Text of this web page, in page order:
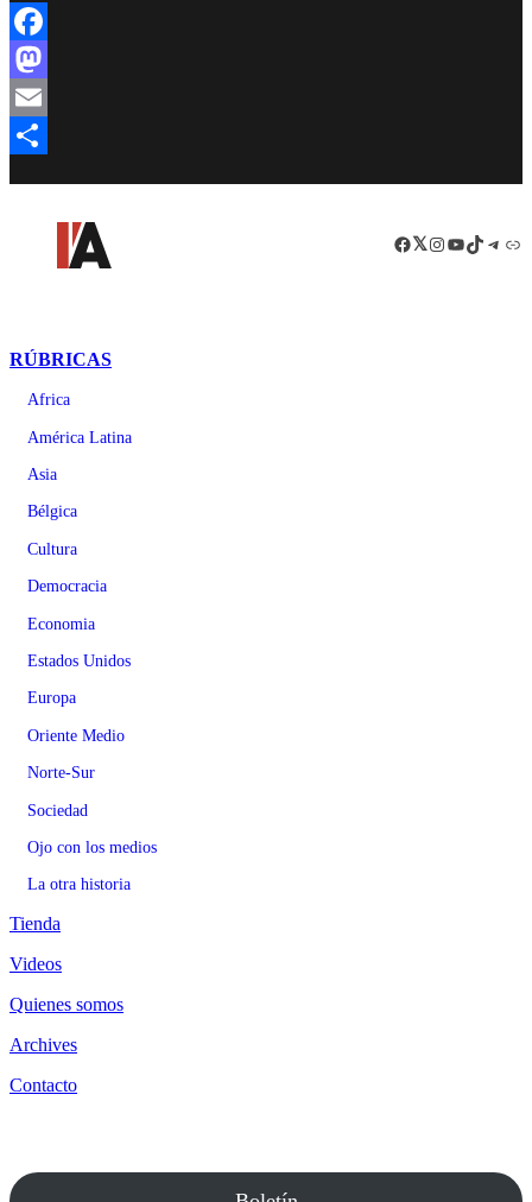
Facebook
Mastodon
Email
Facebook
LinkedIn
Instagram
YouTube
TikTok
RÚBRICAS
Africa
América Latina
Asia
Bélgica
Cultura
Democracia
Economia
Estados Unidos
Europa
Oriente Medio
Norte-Sur
Sociedad
Ojo con los medios
La otra historia
Tienda
Videos
Quienes somos
Archives
Contacto